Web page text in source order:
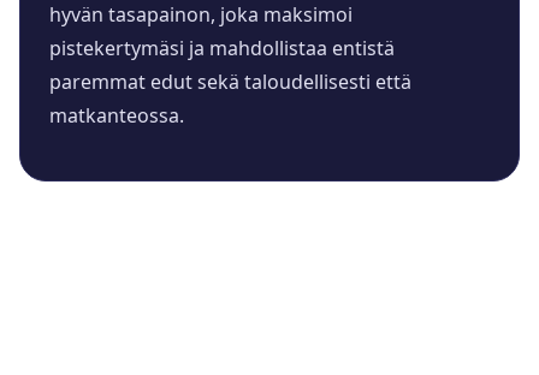
hyvän tasapainon, joka maksimoi
pistekertymäsi ja mahdollistaa entistä
paremmat edut sekä taloudellisesti että
matkanteossa.